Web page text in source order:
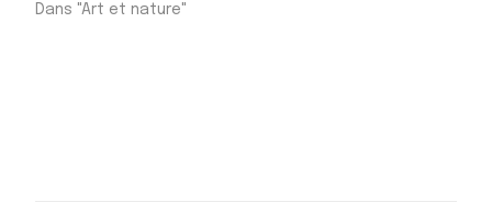
Dans "Art et nature"